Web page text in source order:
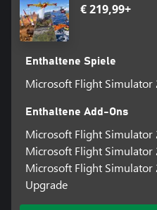
€ 219,99+
Enthaltene Spiele
Microsoft Flight Simulator
Enthaltene Add-Ons
Microsoft Flight
Microsoft Flight Simulator
Microsoft Flight Simulator
Upgrade